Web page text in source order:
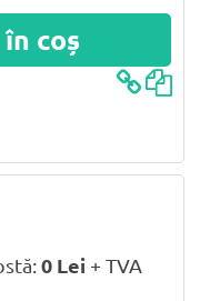
coș
0 Lei + TVA